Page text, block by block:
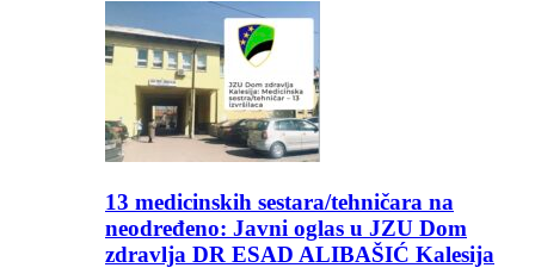
13 medicinskih sestara/tehničara na
neodređeno: Javni oglas u JZU Dom
zdravlja DR ESAD ALIBAŠIĆ Kalesija